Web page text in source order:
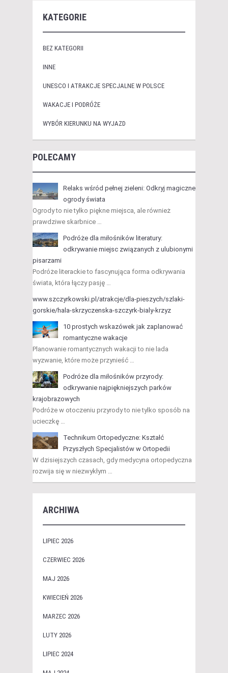
KATEGORIE
BEZ KATEGORII
INNE
UNESCO I ATRAKCJE SPECJALNE W POLSCE
WAKACJE I PODRÓŻE
WYBÓR KIERUNKU NA WYJAZD
POLECAMY
Relaks wśród pełnej zieleni: Odkryj magiczne
ogrody świata
Ogrody to nie tylko piękne miejsca, ale również
prawdziwe skarbnice …
Podróże dla miłośników literatury:
odkrywanie miejsc związanych z ulubionymi
pisarzami
Podróże literackie to fascynująca forma odkrywania
świata, która łączy pasję …
www.szczyrkowski.pl/atrakcje/dla-pieszych/szlaki-
gorskie/hala-skrzyczenska-szczyrk-bialy-krzyz
10 prostych wskazówek jak zaplanować
romantyczne wakacje
Planowanie romantycznych wakacji to nie lada
wyzwanie, które może przynieść …
Podróże dla miłośników przyrody:
odkrywanie najpiękniejszych parków
krajobrazowych
Podróże w otoczeniu przyrody to nie tylko sposób na
ucieczkę …
Technikum Ortopedyczne: Kształć
Przyszłych Specjalistów w Ortopedii
W dzisiejszych czasach, gdy medycyna ortopedyczna
rozwija się w niezwykłym …
ARCHIWA
LIPIEC 2026
CZERWIEC 2026
MAJ 2026
KWIECIEŃ 2026
MARZEC 2026
LUTY 2026
LIPIEC 2024